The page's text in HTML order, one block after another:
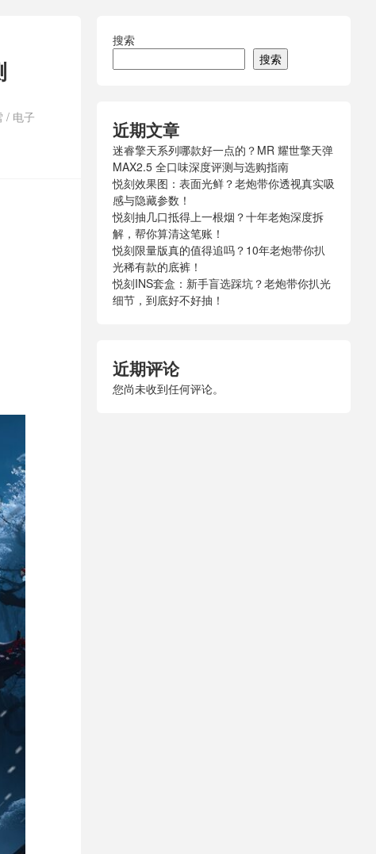
/ 电子
搜索
搜索
近期文章
迷睿擎天系列哪款好一点的？MR 耀世擎天弹
MAX2.5 全口味深度评测与选购指南
悦刻效果图：表面光鲜？老炮带你透视真实吸
感与隐藏参数！
悦刻抽几口抵得上一根烟？十年老炮深度拆
解，帮你算清这笔账！
悦刻限量版真的值得追吗？10年老炮带你扒
光稀有款的底裤！
悦刻INS套盒：新手盲选踩坑？老炮带你扒光
细节，到底好不好抽！
近期评论
您尚未收到任何评论。